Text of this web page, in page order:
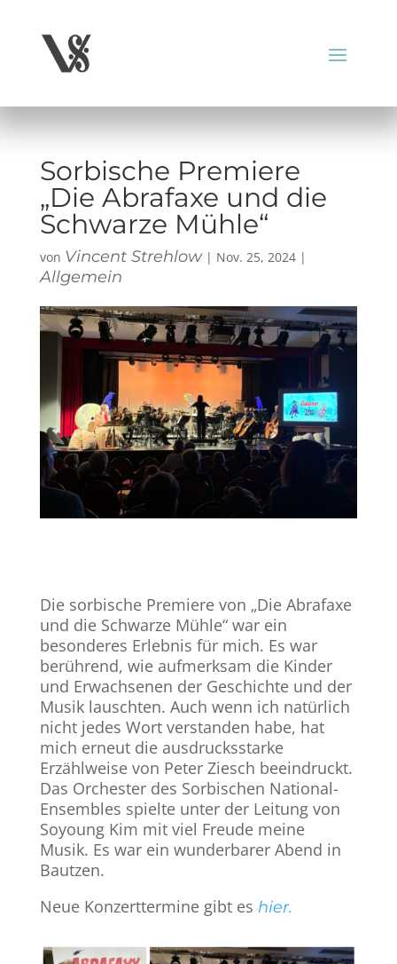
Sorbische Premiere
„Die Abrafaxe und die
Schwarze Mühle“
von Vincent Strehlow| Nov. 25, 2024|
Allgemein
Die sorbische Premiere von „Die Abrafaxe
und die Schwarze Mühle“ war ein
besonderes Erlebnis für mich. Es war
berührend, wie aufmerksam die Kinder
und Erwachsenen der Geschichte und der
Musik lauschten. Auch wenn ich natürlich
nicht jedes Wort verstanden habe, hat
mich erneut die ausdrucksstarke
Erzählweise von Peter Ziesch beeindruckt.
Das Orchester des Sorbischen National-
Ensembles spielte unter der Leitung von
Soyoung Kim mit viel Freude meine
Musik. Es war ein wunderbarer Abend in
Bautzen.
Neue Konzerttermine gibt es hier.